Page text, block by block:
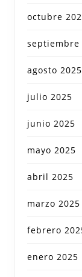
octubre
septiembre
agosto 2025
julio 2025
junio 2025
mayo 2025
abril 2025
marzo 2025
febrero
enero 2025